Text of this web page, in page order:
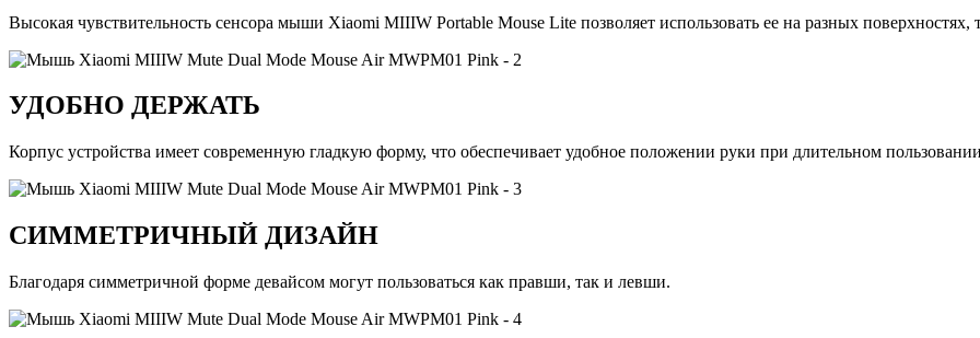
Высокая чувствительность сенсора мыши Xiaomi MIIIW Portable Mouse Lite позволяет использовать ее на разных поверхностях,
УДОБНО ДЕРЖАТЬ
Корпус устройства имеет современную гладкую форму, что обеспечивает удобное положении руки при длительном
СИММЕТРИЧНЫЙ ДИЗАЙН
Благодаря симметричной форме девайсом могут пользоваться как правши, так и левши.